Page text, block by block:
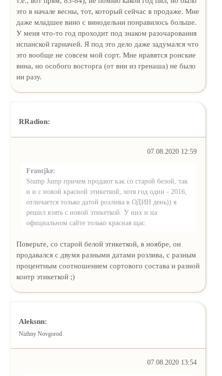
это в начале весны, тот, который сейчас в продаже. Мне
даже младшее вино с винодельни понравилось больше.
У меня что-то год проходит под знаком разочарования
испанской гарначей. Я под это дело даже задумался что
это вообще не совсем мой сорт. Мне нравятся ронские
вина, но особого восторга (от вин из гренаша) не было
ни разу.
RRadion:
07.08.2020 12:59
Frantjke:
Stump Jump причем продают как со старой белой, так
и и с новой красной этикеткой, хотя год один - 2016,
отличается только датой розлива в ОДИН день)) я
решил взять с новой этикеткой. У них и на
официальном сайте только красная щас.
Поверьте, со старой белой этикеткой, в ноябре, он
продавался с двумя разными датами розлива, с разным
процентным соотношением сортового состава и разной
контр этикеткой ;)
Aleksnn:
Nizhny Novgorod
07.08.2020 13:54